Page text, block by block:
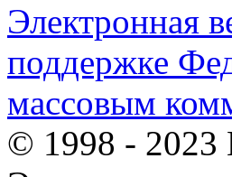
Электронная
поддержке
массовым
© 1998 - 2023